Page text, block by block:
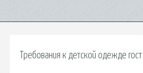
Требования к детской одежде гост